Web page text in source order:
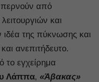
περνούν από
και
της πύκνωσης και
ανεπιτήδευτο.
το εγχείρημα
Λάππα, «Άβακας»